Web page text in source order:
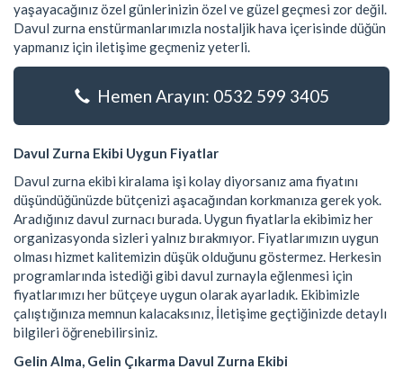
yaşayacağınız özel günlerinizin özel ve güzel geçmesi zor değil.
Davul zurna enstürmanlarımızla nostaljik hava içerisinde düğün
yapmanız için iletişime geçmeniz yeterli.
Hemen Arayın: 0532 599 3405
Davul Zurna Ekibi Uygun Fiyatlar
Davul zurna ekibi kiralama işi kolay diyorsanız ama fiyatını
düşündüğünüzde bütçenizi aşacağından korkmanıza gerek yok.
Aradığınız davul zurnacı burada. Uygun fiyatlarla ekibimiz her
organizasyonda sizleri yalnız bırakmıyor. Fiyatlarımızın uygun
olması hizmet kalitemizin düşük olduğunu göstermez. Herkesin
programlarında istediği gibi davul zurnayla eğlenmesi için
fiyatlarımızı her bütçeye uygun olarak ayarladık. Ekibimizle
çalıştığınıza memnun kalacaksınız, İletişime geçtiğinizde detaylı
bilgileri öğrenebilirsiniz.
Gelin Alma, Gelin Çıkarma Davul Zurna Ekibi